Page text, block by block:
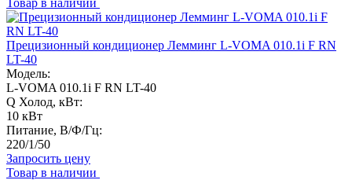
Прецизионный кондиционер Лемминг L-VOMA 010.1i F RN
LT-40
Модель:
L-VOMA 010.1i F RN LT-40
Q Холод, кВт:
10 кВт
Питание, В/Ф/Гц:
220/1/50
Запросить цену
Товар в наличии